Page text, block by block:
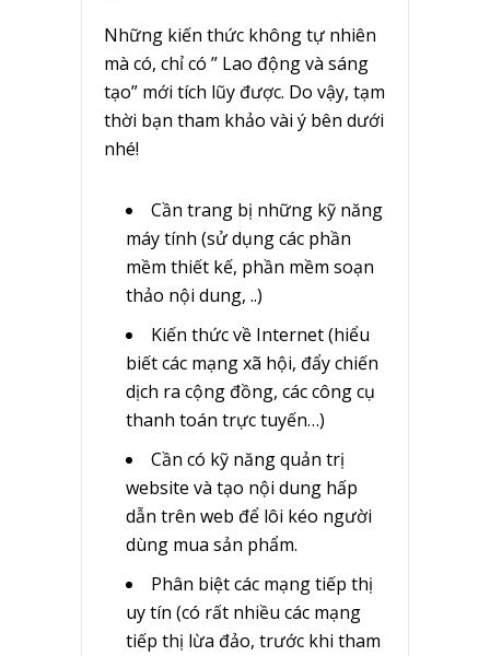
Những kiến thức không tự nhiên
mà có, chỉ có ” Lao động và sáng
tạo” mới tích lũy được. Do vậy, tạm
thời bạn tham khảo vài ý bên dưới
nhé!
Cần trang bị những kỹ năng
máy tính (sử dụng các phần
mềm thiết kế, phần mềm soạn
thảo nội dung, ..)
Kiến thức về Internet (hiểu
biết các mạng xã hội, đẩy chiến
dịch ra cộng đồng, các công cụ
thanh toán trực tuyến…)
Cần có kỹ năng quản trị
website và tạo nội dung hấp
dẫn trên web để lôi kéo người
dùng mua sản phẩm.
Phân biệt các mạng tiếp thị
uy tín (có rất nhiều các mạng
tiếp thị lừa đảo, trước khi tham